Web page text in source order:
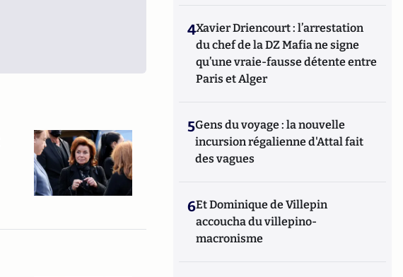
4Xavier Driencourt : l’arrestation
du chef de la DZ Mafia ne signe
qu’une vraie-fausse détente entre
Paris et Alger
5Gens du voyage : la nouvelle
incursion régalienne d'Attal fait
des vagues
6Et Dominique de Villepin
accoucha du villepino-
macronisme